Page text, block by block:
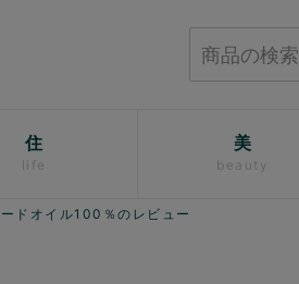
住
life
美
beauty
ドオイル100％のレビュー